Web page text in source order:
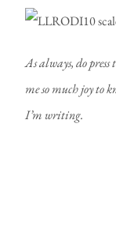
As always, do
me so much joy to
I’m writing.